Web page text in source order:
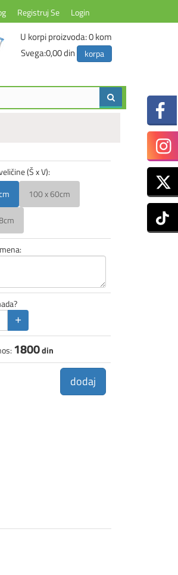
Registruj Se Login
U korpi proizvoda:0kom
Svega:0,00 din korpa
(Š x V):
100 x 60cm
+
1800din
dodaj